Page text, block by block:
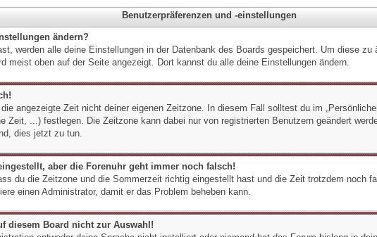
Benutzerpräferenzen und -einstellungen
ändern?
werden alle deine Einstellungen in der Datenbank des Boards gespeichert. Um diese zu
meist oben auf der Seite angezeigt. Dort kannst du alle deine Einstellungen ändern.
angezeigte Zeit nicht deiner eigenen Zeitzone. In diesem Fall solltest du im
Zeit, ...) festlegen. Die Zeitzone kann dabei nur von registrierten Benutzern geändert
dies jetzt zu tun.
aber die Forenuhr geht immer noch falsch!
du die Zeitzone und die Sommerzeit richtig eingestellt hast und die Zeit trotzdem noch
einen Administrator, damit er das Problem beheben kann.
diesem Board nicht zur Auswahl!